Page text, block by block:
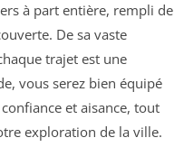
à part entière, rempli de
De sa vaste
trajet est une
vous serez bien équipé
et aisance, tout
exploration de la ville.